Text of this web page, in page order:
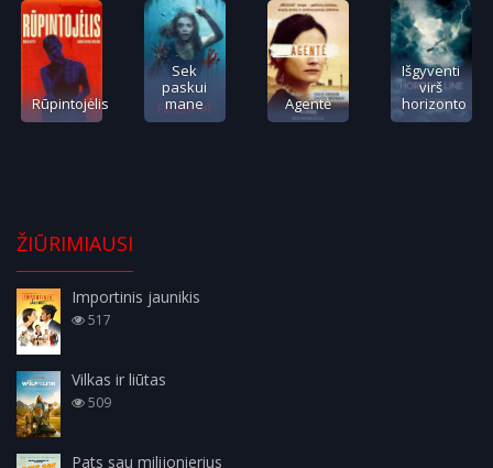
Rūpintojėlis
Sek
paskui
mane
Agentė
Išgyventi
virš
horizonto
ŽIŪRIMIAUSI
Importinis jaunikis
517
Vilkas ir liūtas
509
Pats sau milijonierius